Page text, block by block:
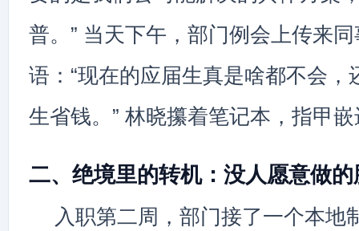
普。” 当天下午，部门例会上传来
语：“现在的应届生真是啥都不会，
生省钱。” 林晓攥着笔记本，指甲
二、绝境里的转机：没人愿意做的
入职第二周，部门接了一个本地